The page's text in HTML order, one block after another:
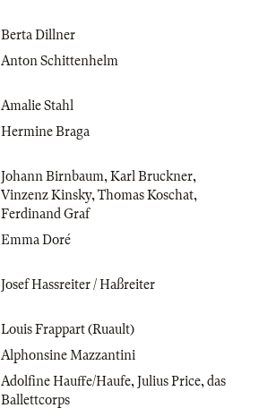
Berta Dillner
Anton Schittenhelm
Amalie Stahl
Hermine Braga
Johann Birnbaum, Karl Bruckner,
Vinzenz Kinsky, Thomas Koschat,
Ferdinand Graf
Emma Doré
Josef Hassreiter / Haßreiter
Louis Frappart (Ruault)
Alphonsine Mazzantini
Adolfine Hauffe/Haufe, Julius Price, das
Ballettcorps